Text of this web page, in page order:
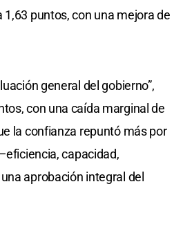
1,63 puntos, con una mejora de
general del gobierno”,
con una caída marginal de
la confianza repuntó más por
capacidad,
aprobación integral del